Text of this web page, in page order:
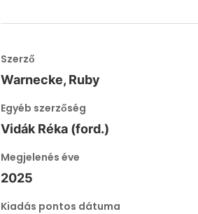
Szerző
Warnecke, Ruby
Egyéb szerzőség
Vidák Réka (ford.)
Megjelenés éve
2025
Kiadás pontos dátuma